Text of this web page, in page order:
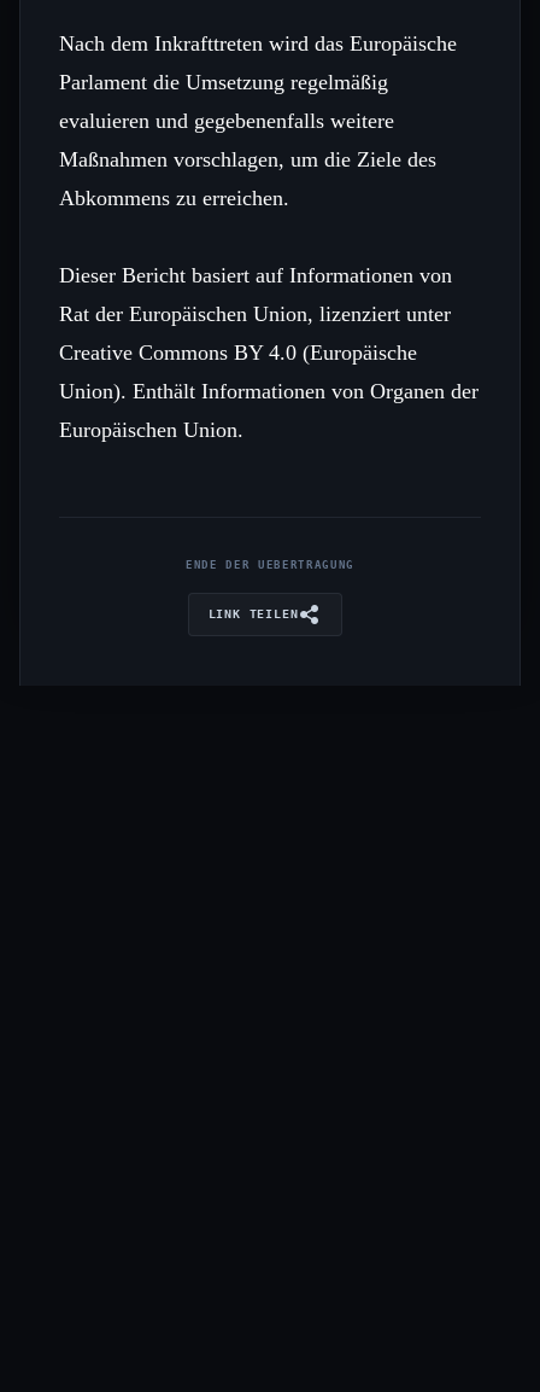
Nach dem Inkrafttreten wird das Europäische
Parlament die Umsetzung regelmäßig
evaluieren und gegebenenfalls weitere
Maßnahmen vorschlagen, um die Ziele des
Abkommens zu erreichen.
Dieser Bericht basiert auf Informationen von
Rat der Europäischen Union, lizenziert unter
Creative Commons BY 4.0 (Europäische
Union). Enthält Informationen von Organen der
Europäischen Union.
ENDE DER UEBERTRAGUNG
LINK TEILEN